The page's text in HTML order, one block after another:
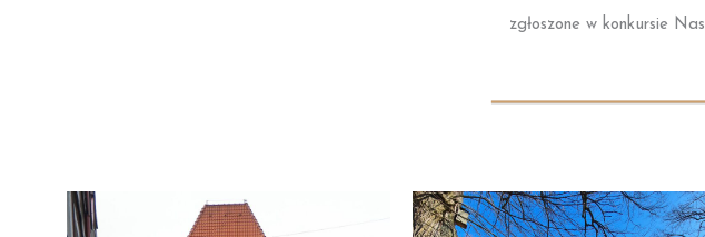
zgłoszone w konkursie